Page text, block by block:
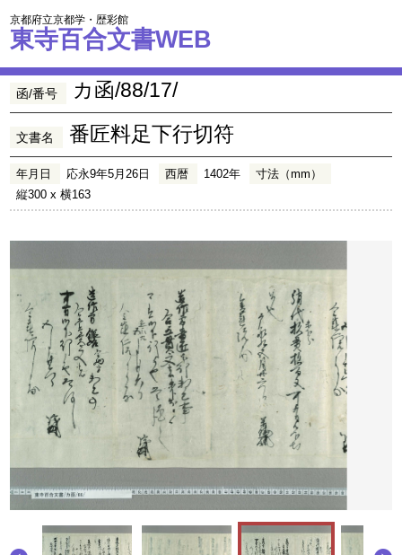
京都府立京都学・歴彩館
東寺百合文書WEB
函/番号 カ函/88/17/
文書名 番匠料足下行切符
年月日 応永9年5月26日 西暦 1402年
寸法（mm）
縦300 x 横163